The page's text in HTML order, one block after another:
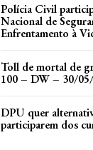
Polícia Civil
Nacional de
Enfrentamento à
Toll de mortal de
100 – DW – 30/
DPU quer
participarem dos